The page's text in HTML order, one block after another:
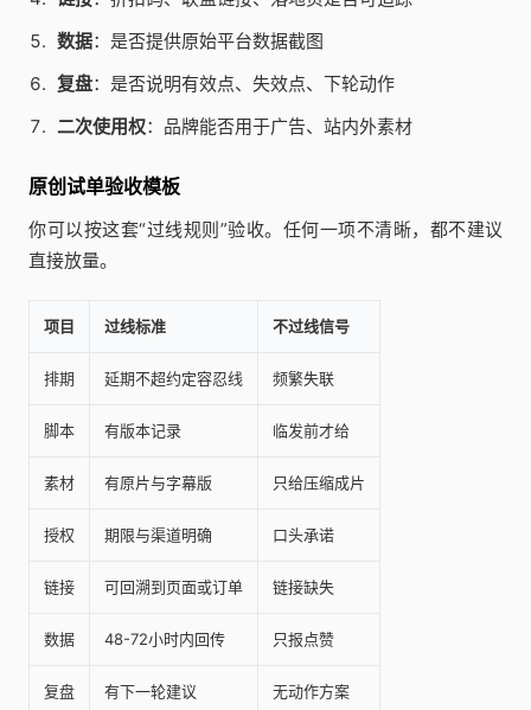
数据：是否提供原始平台数据截图
复盘：是否说明有效点、失效点、下轮动作
二次使用权：品牌能否用于广告、站内外素材
原创试单验收模板
你可以按这套“过线规则”验收。任何一项不清晰，都不建议
直接放量。
项目 过线标准 不过线信号
排期 延期不超约定容忍线 频繁失联
脚本 有版本记录 临发前才给
素材 有原片与字幕版 只给压缩成片
授权 期限与渠道明确 口头承诺
链接 可回溯到页面或订单 链接缺失
数据 48-72小时内回传 只报点赞
复盘 有下一轮建议 无动作方案